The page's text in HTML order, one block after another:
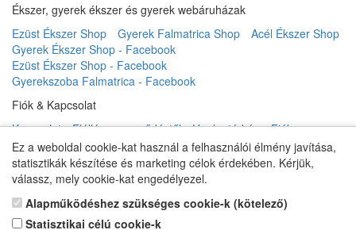
Ékszer, gyerek ékszer és gyerek webáruházak
Ezüst Ékszer Shop
Gyerek Falmatrica Shop
Acél Ékszer Shop
Gyerek Ékszer Shop - Facebook
Ezüst Ékszer Shop - Facebook
Gyerekszoba Falmatrica - Facebook
Fiók & Kapcsolat
Kapcsolat
Elállás a szerződéstől Honlaptérkép
Fiók
Rendelés követés
Kívánságlista Hírlevél
Ez a weboldal cookie-kat használ a felhasználói élmény javítása,
statisztikák készítése és marketing célok érdekében. Kérjük,
válassz, mely cookie-kat engedélyezel.
Alapműködéshez szükséges cookie-k (kötelező)
Statisztikai célú cookie-k